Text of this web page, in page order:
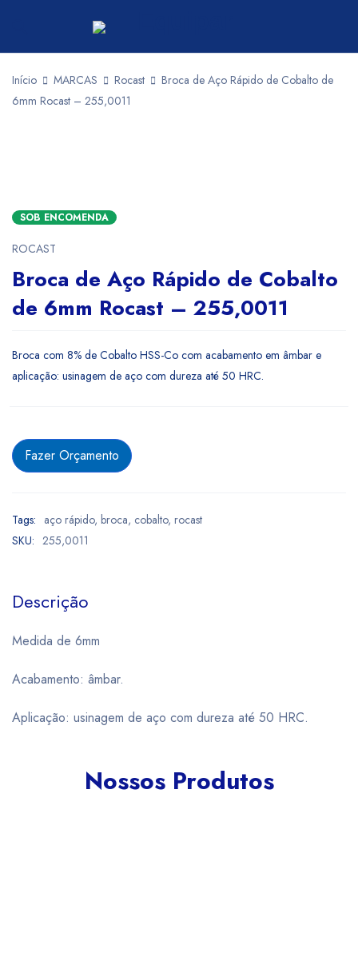
Início MARCAS Rocast
Broca de Aço Rápido de Cobalto de
6mm Rocast – 255,0011
SOB ENCOMENDA
ROCAST
Broca de Aço Rápido de Cobalto
de 6mm Rocast – 255,0011
Broca com 8% de Cobalto HSS-Co com acabamento em âmbar e
aplicação: usinagem de aço com dureza até 50 HRC.
Fazer Orçamento
Tags: aço rápido, broca, cobalto, rocast
SKU: 255,0011
Descrição
Medida de 6mm
Acabamento: âmbar.
Aplicação: usinagem de aço com dureza até 50 HRC.
Nossos Produtos